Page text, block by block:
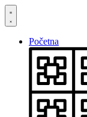
Skočite
na
Početna